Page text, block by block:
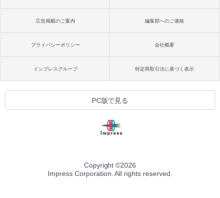
広告掲載のご案内 編集部へのご連絡
プライバシーポリシー 会社概要
インプレスグループ 特定商取引法に基づく表示
PC版で見る
Copyright ©2026
Impress Corporation. All rights reserved.